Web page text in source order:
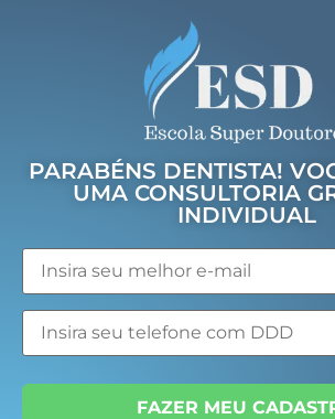
PARABÉNS DENTISTA!
UMA CONSULTORIA
INDIVIDUAL
FAZER MEU